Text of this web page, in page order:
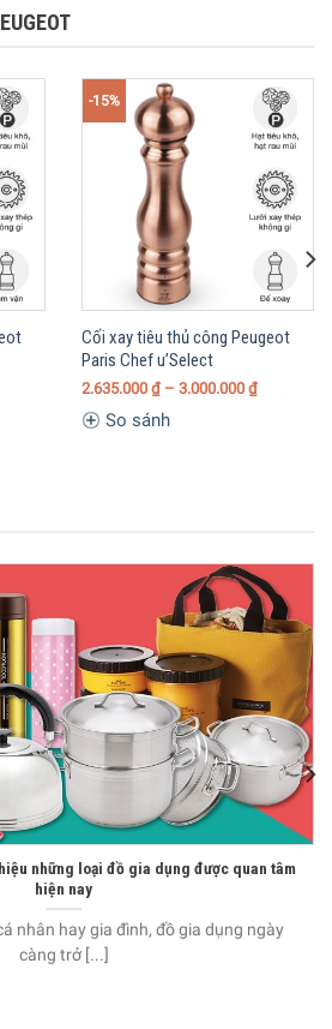
-15%
Cối xay tiêu thủ công Peugeot
Paris Chef u’Select
2.635.000 ₫ – 3.000.000 ₫
So sánh
những loại đồ gia dụng được quan tâm
hiện nay
nhân hay gia đình, đồ gia dụng ngày
càng trở [...]